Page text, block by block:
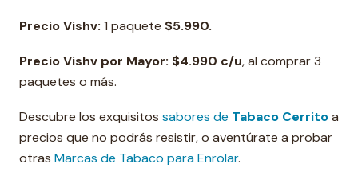
Precio Vishv: 1 paquete $5.990.
Precio Vishv por Mayor: $4.990 c/u, al comprar 3
paquetes o más.
Descubre los exquisitos sabores de Tabaco Cerritoa
precios que no podrás resistir, o aventúrate a probar
otras Marcas de Tabaco para Enrolar.